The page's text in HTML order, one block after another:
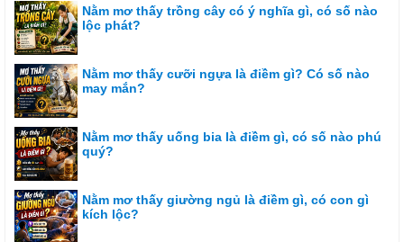
Nằm mơ thấy trồng cây có ý nghĩa gì, có số nào
lộc phát?
Nằm mơ thấy cưỡi ngựa là điềm gì? Có số nào
may mắn?
Nằm mơ thấy uống bia là điềm gì, có số nào phú
quý?
Nằm mơ thấy giường ngủ là điềm gì, có con gì
kích lộc?